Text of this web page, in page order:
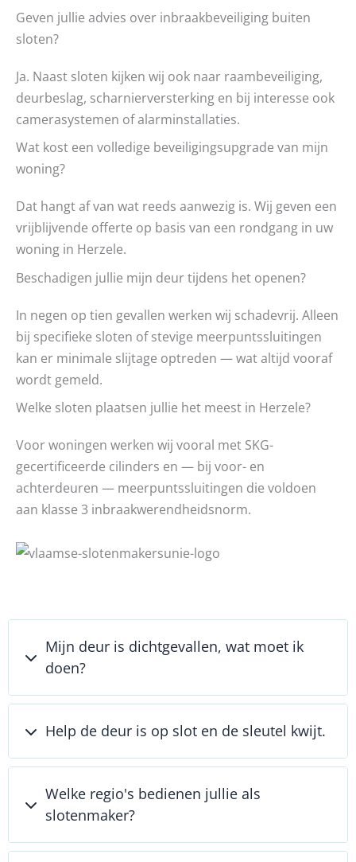
Geven jullie advies over inbraakbeveiliging buiten
sloten?
Ja. Naast sloten kijken wij ook naar raambeveiliging,
deurbeslag, scharnierversterking en bij interesse ook
camerasystemen of alarminstallaties.
Wat kost een volledige beveiligingsupgrade van mijn
woning?
Dat hangt af van wat reeds aanwezig is. Wij geven een
vrijblijvende offerte op basis van een rondgang in uw
woning in Herzele.
Beschadigen jullie mijn deur tijdens het openen?
In negen op tien gevallen werken wij schadevrij. Alleen
bij specifieke sloten of stevige meerpuntssluitingen
kan er minimale slijtage optreden — wat altijd vooraf
wordt gemeld.
Welke sloten plaatsen jullie het meest in Herzele?
Voor woningen werken wij vooral met SKG-
gecertificeerde cilinders en — bij voor- en
achterdeuren — meerpuntssluitingen die voldoen
aan klasse 3 inbraakwerendheidsnorm.
Mijn deur is dichtgevallen, wat moet ik
doen?
Help de deur is op slot en de sleutel kwijt.
Welke regio's bedienen jullie als
slotenmaker?